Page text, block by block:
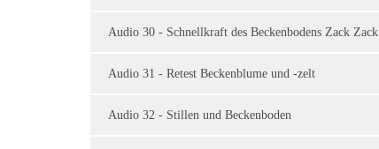
Audio 30 - Schnellkraft des Beckenbodens Zack Zack
Audio 31 - Retest Beckenblume und -zelt
Audio 32 - Stillen und Beckenboden